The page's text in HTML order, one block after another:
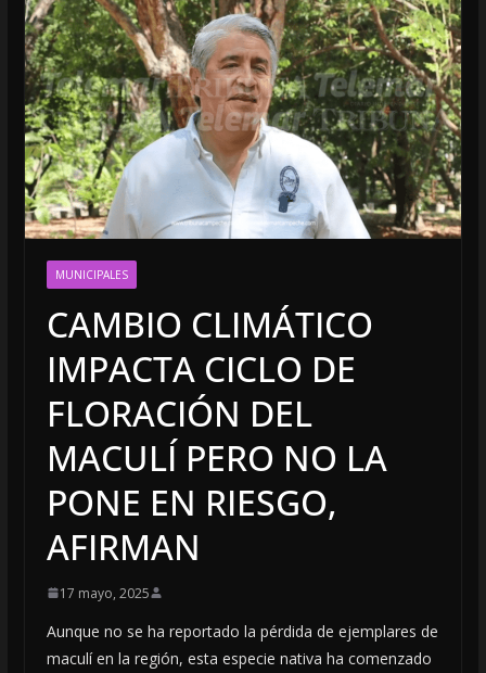
MUNICIPALES
CAMBIO CLIMÁTICO
IMPACTA CICLO DE
FLORACIÓN DEL
MACULÍ PERO NO LA
PONE EN RIESGO,
AFIRMAN
17 mayo, 2025
Aunque no se ha reportado la pérdida de ejemplares de
maculí en la región, esta especie nativa ha comenzado